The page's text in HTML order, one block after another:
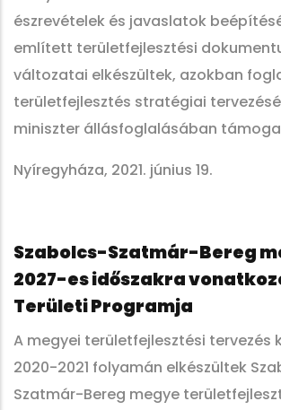
észrevételek és javaslatok
említett területfejlesztési
változatai elkészültek, azokban
területfejlesztés stratégiai
miniszter állásfoglalásában
Nyíregyháza, 2021. június 19.
Szabolcs-Szatmár-Bereg
2027-es időszakra
Területi Programja
A megyei területfejlesztési tervezés
2020-2021 folyamán elkészültek
Szatmár-Bereg megye